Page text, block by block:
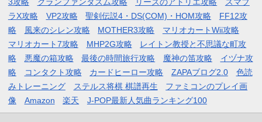
ラX攻略
VP2攻略 聖剣伝説4・DS(COM)・HOM攻略
FF12攻
略
風来のシレン攻略 MOTHER3攻略
マリオカートWii攻略
マリオカート7攻略
MHP2G攻略
レイトン教授と不思議な町攻
略
悪魔の箱攻略 最後の時間旅行攻略 魔神の笛攻略
イヅナ攻
略
コンタクト攻略 カードヒーロー攻略 ZAPAブログ2.0
色読
みトレーニング
ステルス将棋 棋譜再生
ファミコンのプレイ画
像
Amazon 楽天 J-POP最新人気曲ランキング100